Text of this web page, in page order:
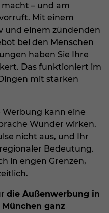
– und am
Mit einem
und einem zündenden
bei den Menschen
haben Sie Ihre
Das funktioniert im
mit starken
kann eine
Wunder wirken.
nicht aus, und Ihr
Bedeutung.
in engen Grenzen,
die Außenwerbung in
ganz